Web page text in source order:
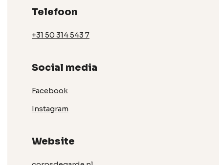
Telefoon
+31 50 314 543 7
Social media
Facebook
Instagram
Website